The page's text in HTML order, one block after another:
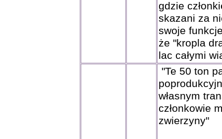
gdzie
skazani za
swoje
że "kropla
lac całymi
"Te 50 ton
własnym
członkowie
zwierzyny"